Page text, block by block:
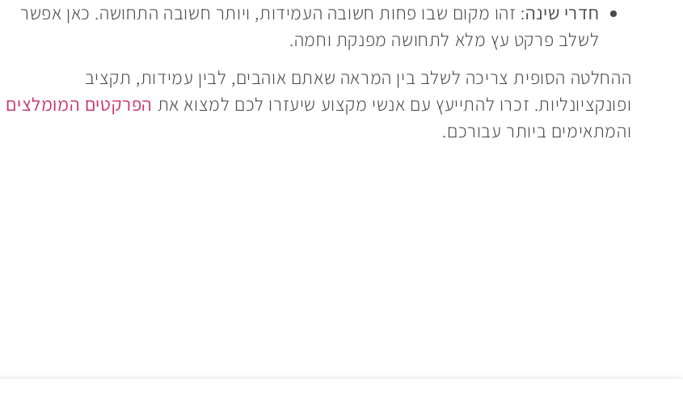
חדרי שינה: זהו מקום שבו פחות חשובה העמידות, ויותר חשובה התחושה. כאן אפשר
לשלב פרקט עץ מלא לתחושה מפנקת וחמה.
ההחלטה הסופית צריכה לשלב בין המראה שאתם אוהבים, לבין עמידות, תקציב
ופונקציונליות. זכרו להתייעץ עם אנשי מקצוע שיעזרו לכם למצוא את הפרקטים המומלצים
והמתאימים ביותר עבורכם.